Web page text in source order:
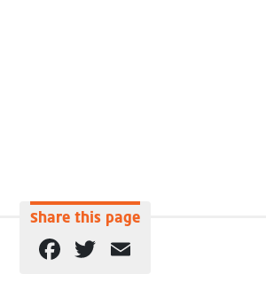
Share this page
Facebook
Twitter